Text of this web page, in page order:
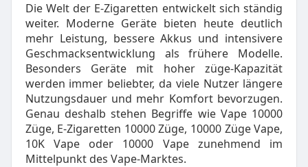
Die Welt der E-Zigaretten entwickelt sich ständig
weiter. Moderne Geräte bieten heute deutlich
mehr Leistung, bessere Akkus und intensivere
Geschmacksentwicklung als frühere Modelle.
Besonders Geräte mit hoher züge-Kapazität
werden immer beliebter, da viele Nutzer längere
Nutzungsdauer und mehr Komfort bevorzugen.
Genau deshalb stehen Begriffe wie Vape 10000
Züge, E-Zigaretten 10000 Züge, 10000 Züge Vape,
10K Vape oder 10000 Vape zunehmend im
Mittelpunkt des Vape-Marktes.